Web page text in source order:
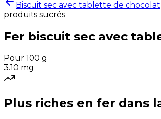
Biscuit sec avec tablette de chocolat
produits sucrés
Fer biscuit sec avec
Pour 100 g
3.10 mg
Plus riches en fer dans